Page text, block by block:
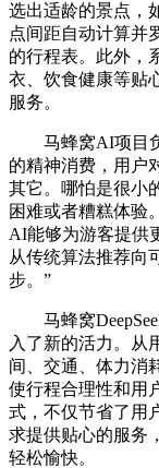
选出适龄的景点，
点间距自动计算并
的行程表。此外，
衣、饮食健康等贴
服务。
马蜂窝AI项目负
的精神消费，用户
其它。哪怕是很小
困难或者糟糕体验
AI能够为游客提供
从传统算法推荐向
步。”
马蜂窝
入了新的活力。从
间、交通、体力消
使行程合理性和用
式，不仅节省了用
求提供贴心的服务
轻松愉快。